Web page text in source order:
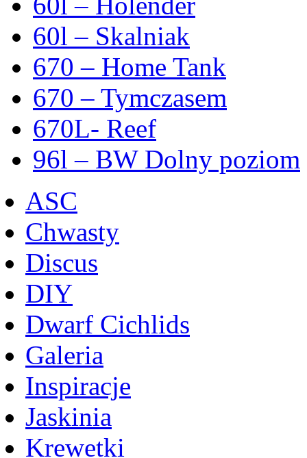
60l – Skalniak
670 – Home Tank
670 – Tymczasem
670L- Reef
96l – BW Dolny poziom
ASC
Chwasty
Discus
DIY
Dwarf Cichlids
Galeria
Inspiracje
Jaskinia
Krewetki